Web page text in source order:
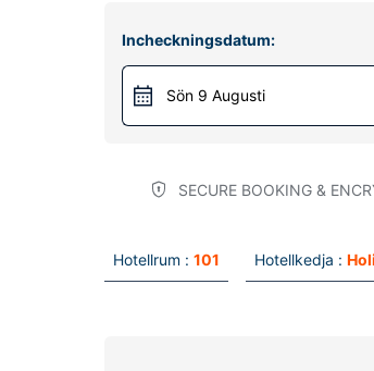
Incheckningsdatum:
Sön 9 Augusti
SECURE BOOKING &
Hotellrum : 101 Hotellkedja :